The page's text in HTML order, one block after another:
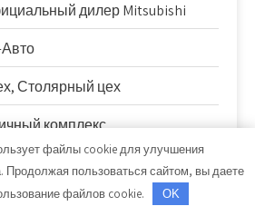
дилер Mitsubishi
Столярный цех
комплекс
№2
№2
файлы cookie для улучшения
Продолжая пользоваться сайтом, вы даете
файлов cookie.
OK